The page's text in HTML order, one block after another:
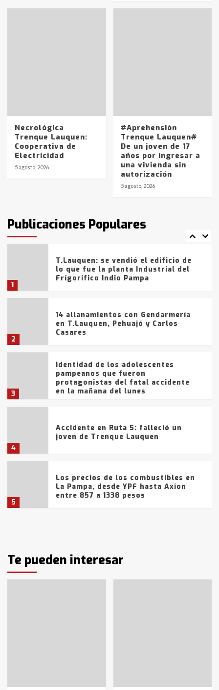
Necrológica
Trenque Lauquen:
Cooperativa de
Electricidad
5 agosto, 2026
#Aprehensión
Trenque Lauquen#
De un joven de 17
años por ingresar a
una vivienda sin
autorización
5 agosto, 2026
Publicaciones Populares
en la mañana del lunes
entre 857 a 1338 pesos
La Bolsa de Cereales de Bahía
Blanca anticipa que Agosto vendrá
con lluvias y heladas, en gran parte
fueron detenidos por
comercialización de drogas en la
tarde del sábado
1
T.Lauquen: se vendió el edificio de
lo que fue la planta Industrial del
Frígorífico Indio Pampa
2
14 allanamientos con Gendarmería
en T.Lauquen, Pehuajó y Carlos
Casares
3
Identidad de los adolescentes
pampeanos que fueron
protagonistas del fatal accidente
en la mañana del lunes
4
Accidente en Ruta 5: falleció un
joven de Trenque Lauquen
5
Los precios de los combustibles en
La Pampa, desde YPF hasta Axion
entre 857 a 1338 pesos
6
de la provincia
T.Lauquen: tres jóvenes que
Te pueden interesar